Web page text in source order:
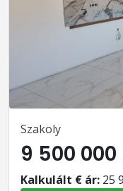
Szakoly
9 500 000
Kalkulált € ár: 25